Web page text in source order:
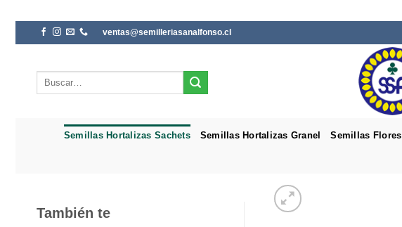
Saltar
al
ventas@semilleriasanalfonso.cl
Buscar
Semillas Hortalizas Sachets Semillas Hortalizas Granel Semillas Flores
También te